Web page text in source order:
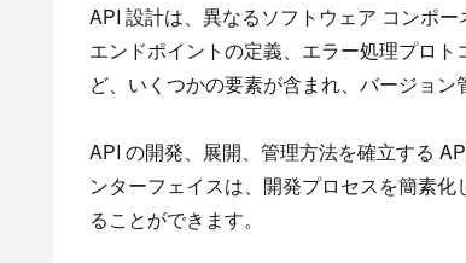
API 設計は、異なるソフトウェア コンポ
エンドポイントの定義、エラー処理プロ
ど、いくつかの要素が含まれ、バージョン
API の開発、展開、管理方法を確立する
ンターフェイスは、開発プロセスを簡素
ることができます。